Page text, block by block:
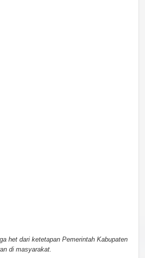
het dari ketetapan Pemerintah Kabupaten
di masyarakat.